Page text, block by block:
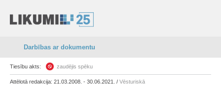
Darbības ar dokumentu
Tiesību akts: zaudējis spēku
Attēlotā redakcija: 21.03.2008. - 30.06.2021. / Vēsturiskā